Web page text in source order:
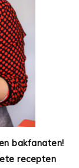
bakfanaten!
recepten